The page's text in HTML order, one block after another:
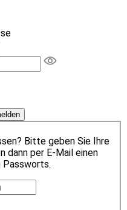
Bitte geben Sie Ihre
dann per E-Mail einen
Passworts.